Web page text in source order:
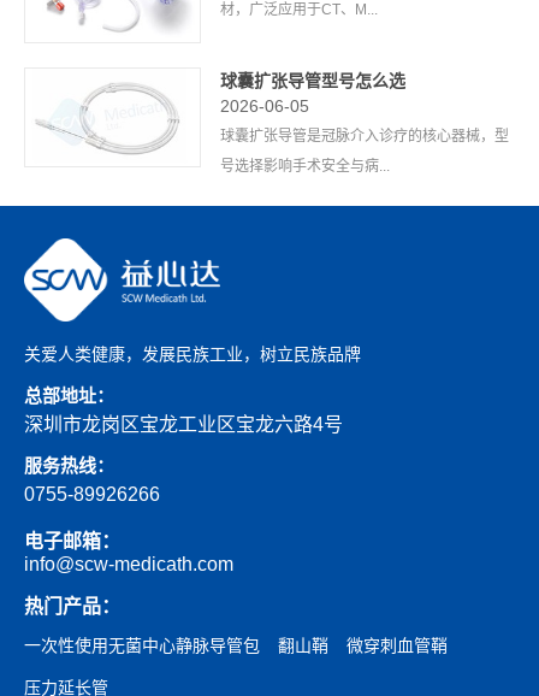
材，广泛应用于CT、M...
球囊扩张导管型号怎么选
2026-06-05
球囊扩张导管是冠脉介入诊疗的核心器械，型
号选择影响手术安全与病...
关爱人类健康，发展民族工业，树立民族品牌
总部地址：
深圳市龙岗区宝龙工业区宝龙六路4号
服务热线：
0755-89926266
电子邮箱：
info@scw-medicath.com
热门产品：
一次性使用无菌中心静脉导管包 翻山鞘 微穿刺血管鞘
压力延长管